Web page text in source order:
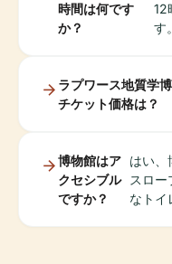
時間は何です
か？
12
す。
ラプワース地質学
チケット価格は？
博物館はア
クセシブル
ですか？
はい、
スロ
なトイ